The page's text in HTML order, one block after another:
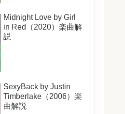
Midnight Love by Girl
in Red（2020）楽曲解
説
SexyBack by Justin
Timberlake（2006）楽
曲解説